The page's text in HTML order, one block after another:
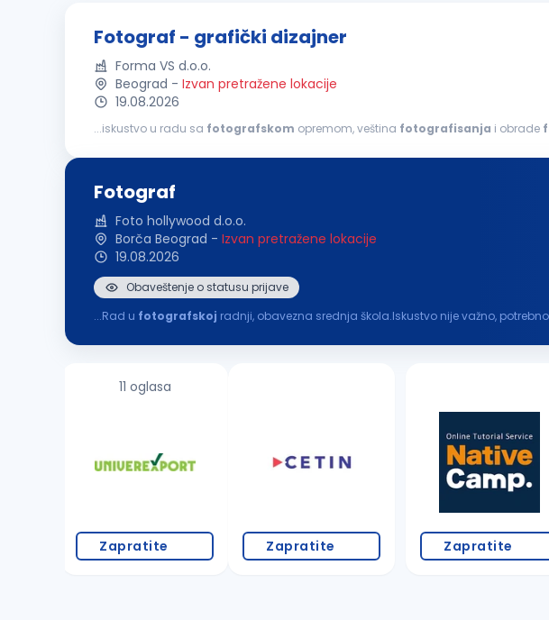
Fotograf - grafički dizajner
Forma VS d.o.o.
Beograd - Izvan pretražene lokacije
19.08.2026
...iskustvo u radu sa fotografskom opremom, veština fotografisanja i obrade
Fotograf
Foto hollywood d.o.o.
Borča Beograd - Izvan pretražene lokacije
19.08.2026
Obaveštenje o statusu prijave
...Rad u fotografskoj radnji, obavezna srednja škola.Iskustvo nije važno,
11 oglasa
Zapratite Zapratite Zapratite